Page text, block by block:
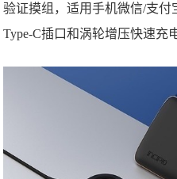
验证摸组，适用手机微信/支付
Type-C插口和涡轮增压快速充